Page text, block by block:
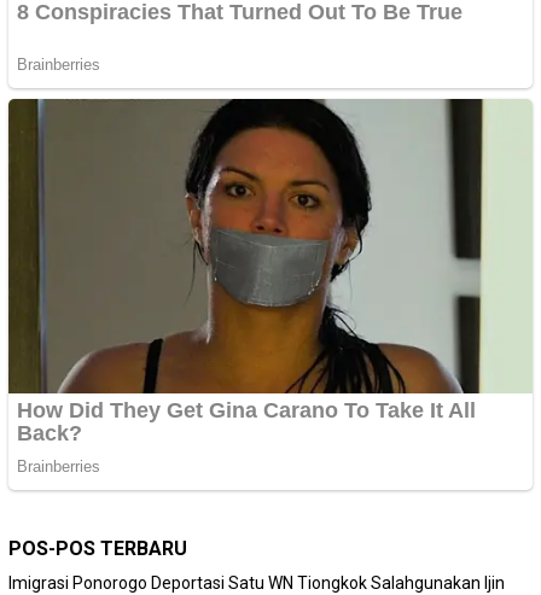
POS-POS TERBARU
Imigrasi Ponorogo Deportasi Satu WN Tiongkok Salahgunakan Ijin